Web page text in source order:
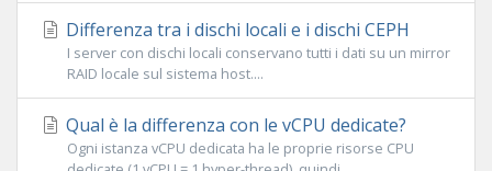
Differenza tra i dischi locali e i dischi CEPH
I server con dischi locali conservano tutti i dati su un mirror
RAID locale sul sistema host....
Qual è la differenza con le vCPU dedicate?
Ogni istanza vCPU dedicata ha le proprie risorse CPU